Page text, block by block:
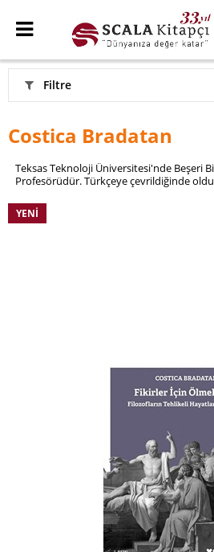
Filtre
Costica Bradatan
Teksas Teknoloji Üniversitesi'nde Beşeri
Profesörüdür. Türkçeye çevrildiğinde
YENI